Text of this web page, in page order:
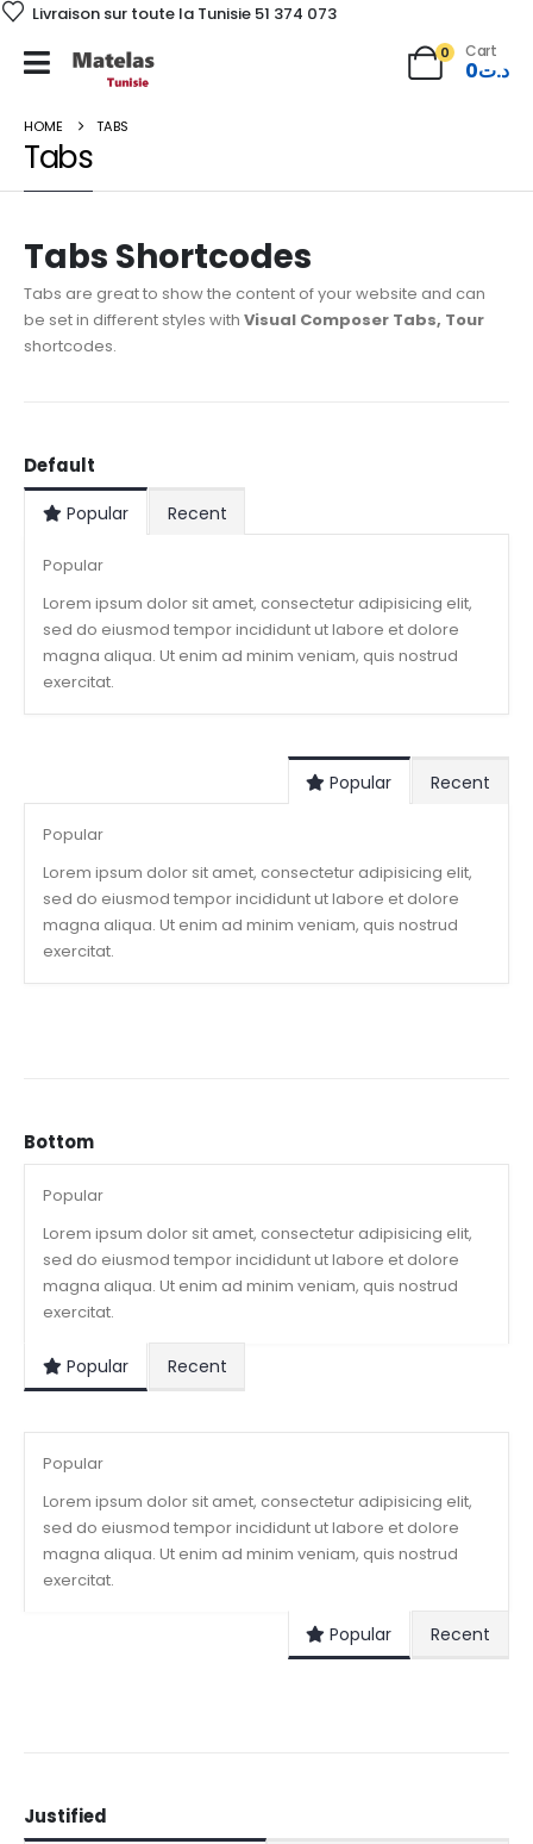
Livraison sur toute la Tunisie 51 374 073
0 Cart
د.ت0
HOME TABS
Tabs
Tabs Shortcodes
Tabs are great to show the content of your website and can
be set in different styles with Visual Composer Tabs, Tour
shortcodes.
Default
Popular Recent
Popular
Lorem ipsum dolor sit amet, consectetur adipisicing elit,
sed do eiusmod tempor incididunt ut labore et dolore
magna aliqua. Ut enim ad minim veniam, quis nostrud
exercitat.
Popular Recent
Popular
Lorem ipsum dolor sit amet, consectetur adipisicing elit,
sed do eiusmod tempor incididunt ut labore et dolore
magna aliqua. Ut enim ad minim veniam, quis nostrud
exercitat.
Bottom
Popular
Lorem ipsum dolor sit amet, consectetur adipisicing elit,
sed do eiusmod tempor incididunt ut labore et dolore
magna aliqua. Ut enim ad minim veniam, quis nostrud
exercitat.
Popular Recent
Popular
Lorem ipsum dolor sit amet, consectetur adipisicing elit,
sed do eiusmod tempor incididunt ut labore et dolore
magna aliqua. Ut enim ad minim veniam, quis nostrud
exercitat.
Popular Recent
Justified